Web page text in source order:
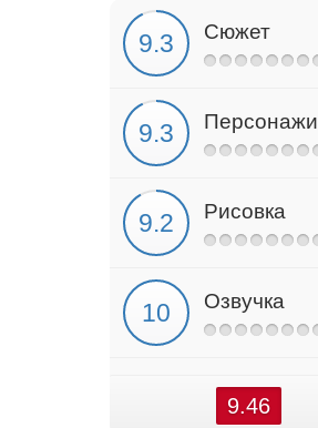
Сюжет
Персонажи
Рисовка
Озвучка
9.46